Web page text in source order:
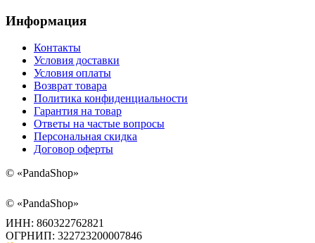
Информация
Контакты
Условия доставки
Условия оплаты
Возврат товара
Политика конфиденциальности
Гарантия на товар
Ответы на частые вопросы
Персональная скидка
Договор оферты
© «PandaShop»
© «PandaShop»
ИНН: 860322762821
ОГРНИП: 322723200007846